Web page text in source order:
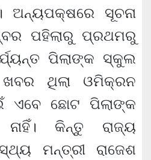
ଅନ୍ୟପକ୍ଷରେ ସୂଚନା
ପହିଲାରୁ ପ୍ରଥମରୁ
ପିଲାଙ୍କ ସ୍କୁଲ
ଥିଲା ଓମିକ୍ରନ
ଏବେ ଛୋଟ ପିଲାଙ୍କ
କିନ୍ତୁ ରାଜ୍ୟ
ମନ୍ତ୍ରୀ ରାଜେଶ